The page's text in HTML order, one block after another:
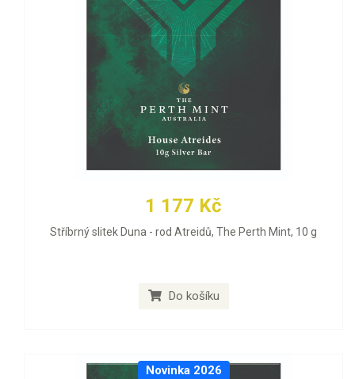
1 177 Kč
Stříbrný slitek Duna - rod Atreidů, The Perth Mint, 10 g
Do košíku
Novinka 2026